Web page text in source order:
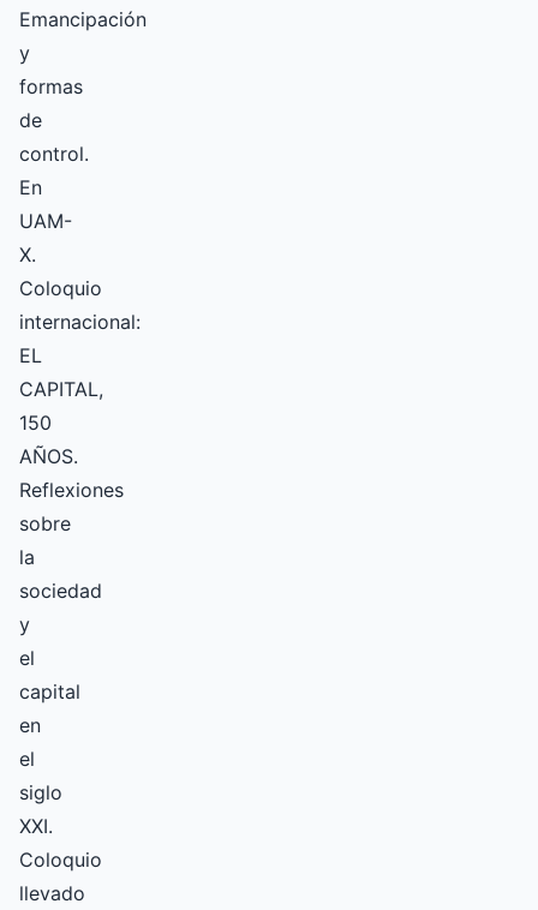
Emancipación
y
formas
de
control.
En
UAM-
X.
Coloquio
internacional:
EL
CAPITAL,
150
AÑOS.
Reflexiones
sobre
la
sociedad
y
el
capital
en
el
siglo
XXI.
Coloquio
llevado